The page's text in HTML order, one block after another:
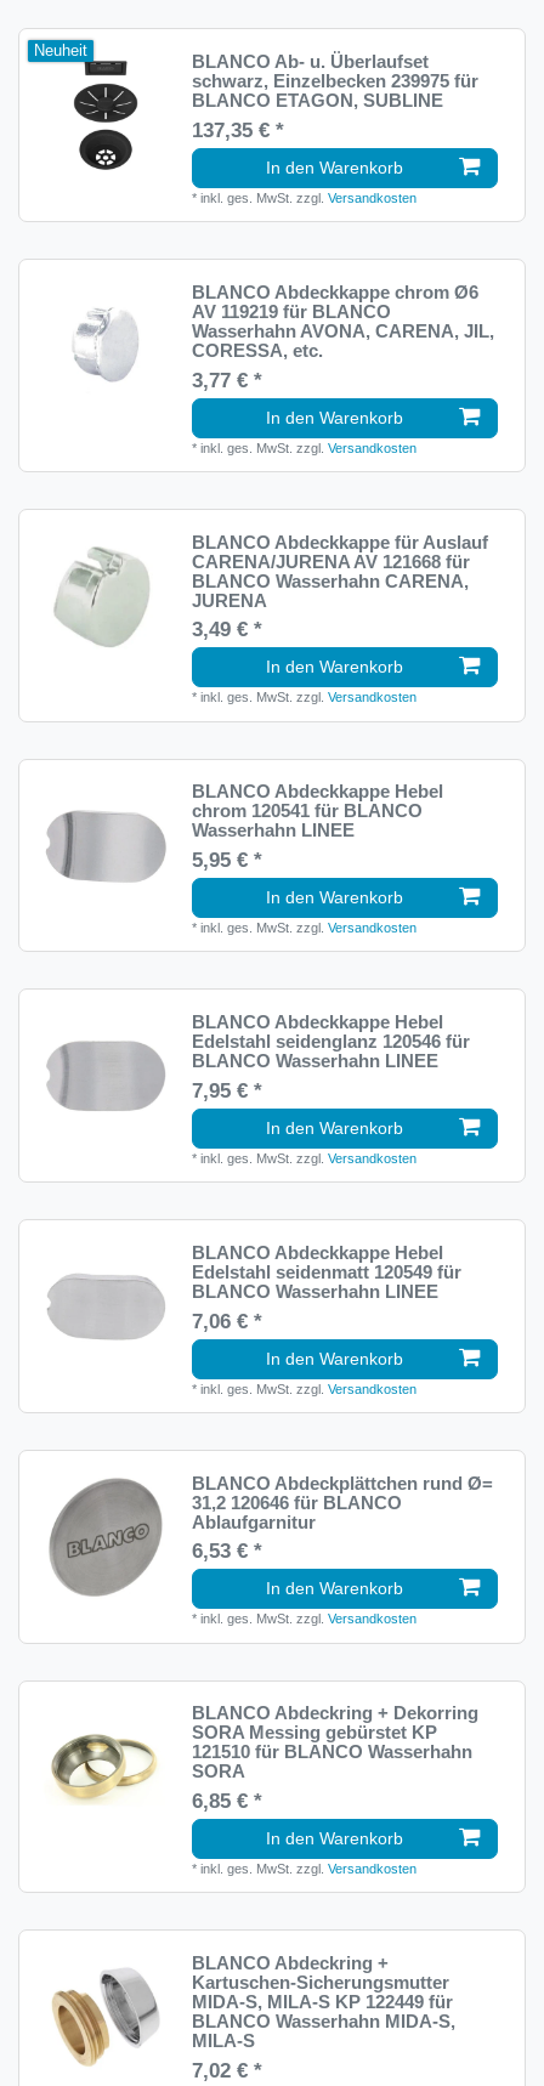
Neuheit
BLANCO Ab- u. Überlaufset
schwarz, Einzelbecken 239975 für
BLANCO ETAGON, SUBLINE
137,35 € *
In den Warenkorb
*inkl. ges. MwSt. zzgl.Versandkosten
BLANCO Abdeckkappe chrom Ø6
AV 119219 für BLANCO
Wasserhahn AVONA, CARENA, JIL,
CORESSA, etc.
3,77 € *
In den Warenkorb
*inkl. ges. MwSt. zzgl.Versandkosten
BLANCO Abdeckkappe für Auslauf
CARENA/JURENA AV 121668 für
BLANCO Wasserhahn CARENA,
JURENA
3,49 € *
In den Warenkorb
*inkl. ges. MwSt. zzgl.Versandkosten
BLANCO Abdeckkappe Hebel
chrom 120541 für BLANCO
Wasserhahn LINEE
5,95 € *
In den Warenkorb
*inkl. ges. MwSt. zzgl.Versandkosten
BLANCO Abdeckkappe Hebel
Edelstahl seidenglanz 120546 für
BLANCO Wasserhahn LINEE
7,95 € *
In den Warenkorb
*inkl. ges. MwSt. zzgl.Versandkosten
BLANCO Abdeckkappe Hebel
Edelstahl seidenmatt 120549 für
BLANCO Wasserhahn LINEE
7,06 € *
In den Warenkorb
*inkl. ges. MwSt. zzgl.Versandkosten
BLANCO Abdeckplättchen rund Ø=
31,2 120646 für BLANCO
Ablaufgarnitur
6,53 € *
In den Warenkorb
*inkl. ges. MwSt. zzgl.Versandkosten
BLANCO Abdeckring + Dekorring
SORA Messing gebürstet KP
121510 für BLANCO Wasserhahn
SORA
6,85 € *
In den Warenkorb
*inkl. ges. MwSt. zzgl.Versandkosten
BLANCO Abdeckring +
Kartuschen-Sicherungsmutter
MIDA-S, MILA-S KP 122449 für
BLANCO Wasserhahn MIDA-S,
MILA-S
7,02 € *